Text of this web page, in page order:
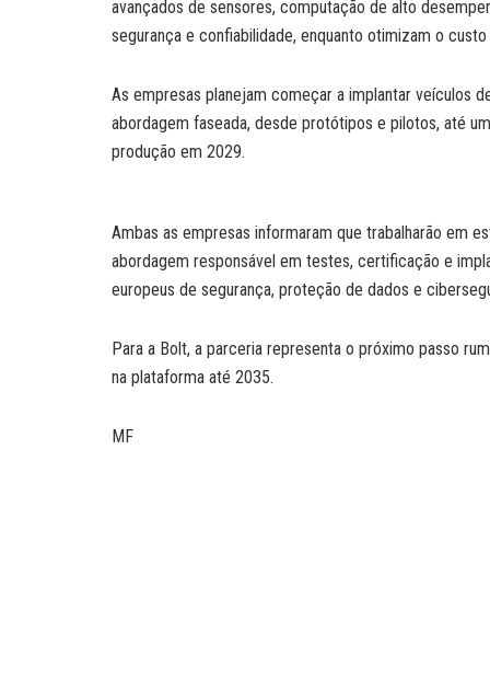
avançados de sensores, computação de alto
segurança e confiabilidade, enquanto otimizam o
As empresas planejam começar a implantar veículos
abordagem faseada, desde protótipos e pilotos, até
produção em 2029.
Ambas as empresas informaram que trabalharão em
abordagem responsável em testes, certificação e
europeus de segurança, proteção de dados e
Para a Bolt, a parceria representa o próximo passo
na plataforma até 2035.
MF